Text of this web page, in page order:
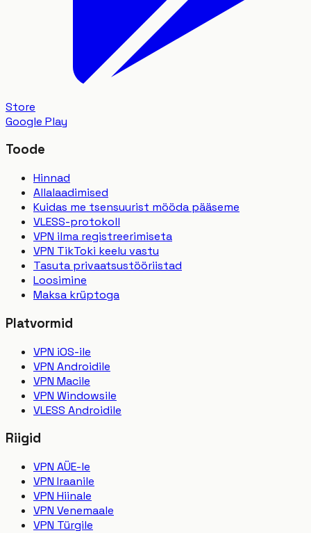
Store
Google Play
Toode
Hinnad
Allalaadimised
Kuidas me tsensuurist mööda pääseme
VLESS-protokoll
VPN ilma registreerimiseta
VPN TikToki keelu vastu
Tasuta privaatsustööriistad
Loosimine
Maksa krüptoga
Platvormid
VPN iOS-ile
VPN Androidile
VPN Macile
VPN Windowsile
VLESS Androidile
Riigid
VPN AÜE-le
VPN Iraanile
VPN Hiinale
VPN Venemaale
VPN Türgile